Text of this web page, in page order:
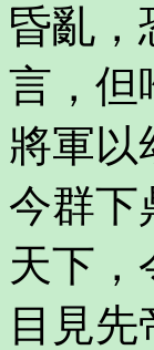
昏亂，
言，但
將軍以
今群下
天下，
目見